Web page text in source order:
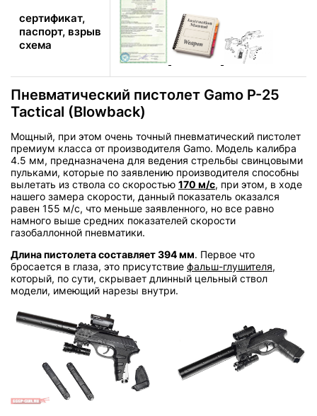
сертификат,
паспорт, взрыв
схема
Пневматический пистолет Gamo P-25
Tactical (Blowback)
Мощный, при этом очень точный пневматический пистолет
премиум класса от производителя Gamo. Модель калибра
4.5 мм, предназначена для ведения стрельбы свинцовыми
пульками, которые по заявлению производителя способны
вылетать из ствола со скоростью 170 м/с, при этом, в ходе
нашего замера скорости, данный показатель оказался
равен 155 м/с, что меньше заявленного, но все равно
намного выше средних показателей скорости
газобаллонной пневматики.
Длина пистолета составляет 394 мм. Первое что
бросается в глаза, это присутствие фальш-глушителя,
который, по сути, скрывает длинный цельный ствол
модели, имеющий нарезы внутри.